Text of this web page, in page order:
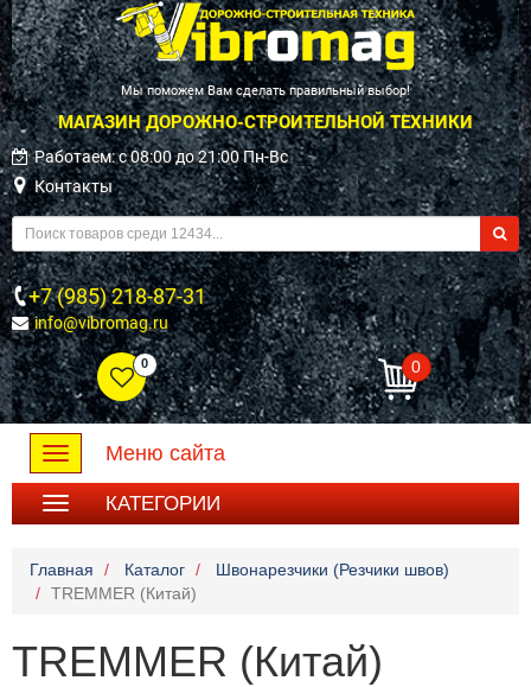
Мы поможем Вам сделать правильный выбор!
МАГАЗИН ДОРОЖНО-СТРОИТЕЛЬНОЙ ТЕХНИКИ
Работаем: c 08:00 до 21:00 Пн-Вс
Контакты
+7 (985) 218-87-31
info@vibromag.ru
0 0
Toggle
navigation
Меню сайта
КАТЕГОРИИ
Главная Каталог
Швонарезчики (Резчики швов)
TREMMER (Китай)
TREMMER (Китай)